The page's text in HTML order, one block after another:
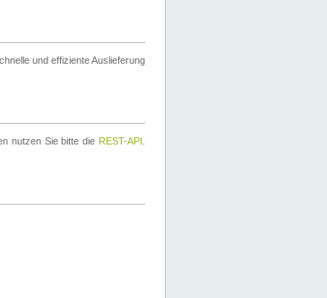
und effiziente Auslieferung
nutzen Sie bitte die REST-API